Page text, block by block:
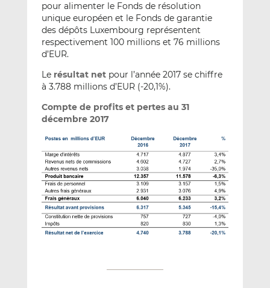
pour alimenter le Fonds de résolution
unique européen et le Fonds de garantie
des dépôts Luxembourg représentent
respectivement 100 millions et 76 millions
d’EUR.
Le résultat netpour l’année 2017 se chiffre
à 3.788 millions d’EUR (-20,1%).
Compte de profits et pertes au 31
décembre 2017